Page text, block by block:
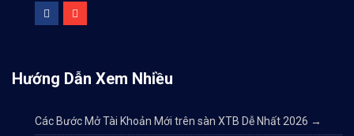
Hướng Dẫn Xem Nhiều
Các Bước Mở Tài Khoản Mới trên sàn XTB Dễ Nhất 2026 →